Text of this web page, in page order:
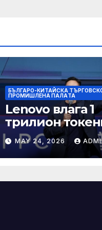
БЪЛГАРО-КИТАЙСКА
ПРОМИШЛЕНА ПАЛAТА
Lenovo влага 1
трилион
изчислителна
мощност в AI
екосистемата
MAY 24, 2026